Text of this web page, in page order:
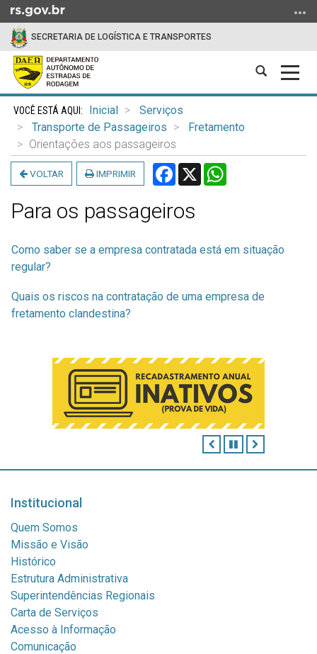
para
conteúdo
para
menu
para
SECRETARIA DE LOGÍSTICA E TRANSPORTES
Abrir
Início
conteúdo
Inicial
Serviços
Transporte de Passageiros
Fretamento
Orientações aos passageiros
VOLTAR IMPRIMIR Facebook
X
Para os passageiros
Como saber se a empresa contratada está em situação
regular?
Quais os riscos na contratação de uma empresa de
fretamento clandestina?
ANTERIOR
PAUSAR
Institucional
Quem Somos
Missão e Visão
Histórico
Estrutura Administrativa
Superintendências Regionais
Carta de Serviços
Acesso à Informação
Comunicação